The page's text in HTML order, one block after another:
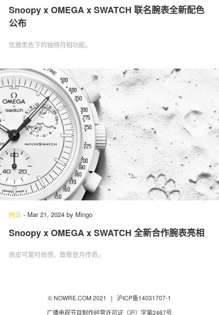
Snoopy x OMEGA x SWATCH 联名腕表全新配色
公布
优雅黑色下的独特月相功能。
时尚 - Mar 21, 2024 by Mingo
Snoopy x OMEGA x SWATCH 全新合作腕表亮相
俏皮可爱时尚感，致敬登月传奇。
© NOWRE.COM 2021 | 沪ICP备14031707-1
广播电视节目制作经营许可证（沪）字第2467号